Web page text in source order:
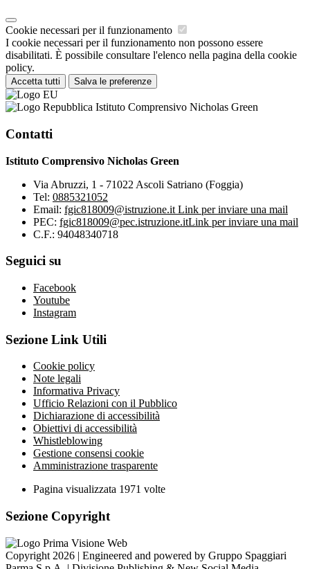
Cookie necessari per il funzionamento
I cookie necessari per il funzionamento non possono essere
disabilitati. È possibile consultare l'elenco nella pagina della cookie
policy.
Accetta tutti Salva le preferenze
Istituto Comprensivo Nicholas Green
Contatti
Istituto Comprensivo Nicholas Green
Via Abruzzi, 1 - 71022 Ascoli Satriano (Foggia)
Tel: 0885321052
Email: fgic818009@istruzione.it Link per inviare una mail
PEC: fgic818009@pec.istruzione.itLink per inviare una mail
C.F.: 94048340718
Seguici su
Facebook
Youtube
Instagram
Sezione Link Utili
Cookie policy
Note legali
Informativa Privacy
Ufficio Relazioni con il Pubblico
Dichiarazione di accessibilità
Obiettivi di accessibilità
Whistleblowing
Gestione consensi cookie
Amministrazione trasparente
Pagina visualizzata 1971 volte
Sezione Copyright
Copyright 2026 | Engineered and powered by Gruppo Spaggiari